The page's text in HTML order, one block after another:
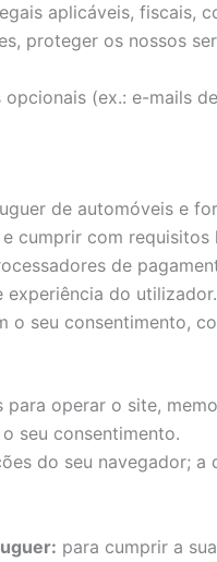
aplicáveis, fiscais,
proteger os nossos
(ex.: e-mails
de automóveis e
cumprir com requisitos
de
experiência do utilizador.
o seu consentimento,
operar o site,
seu consentimento.
do seu navegador;
para cumprir a